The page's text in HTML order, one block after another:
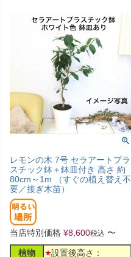
レモンの木 7号 セラアートプラ
スチック鉢＋鉢皿付き 高さ 約
80cm～1m （すぐの植え替え不
要／接ぎ木苗）
当店特別価格 ¥8,600税込 〜
植物
設置後高さ：